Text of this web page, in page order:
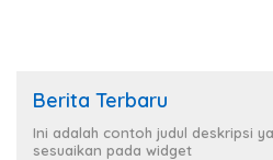
Berita Terbaru
Ini adalah contoh judul deskripsi
sesuaikan pada widget